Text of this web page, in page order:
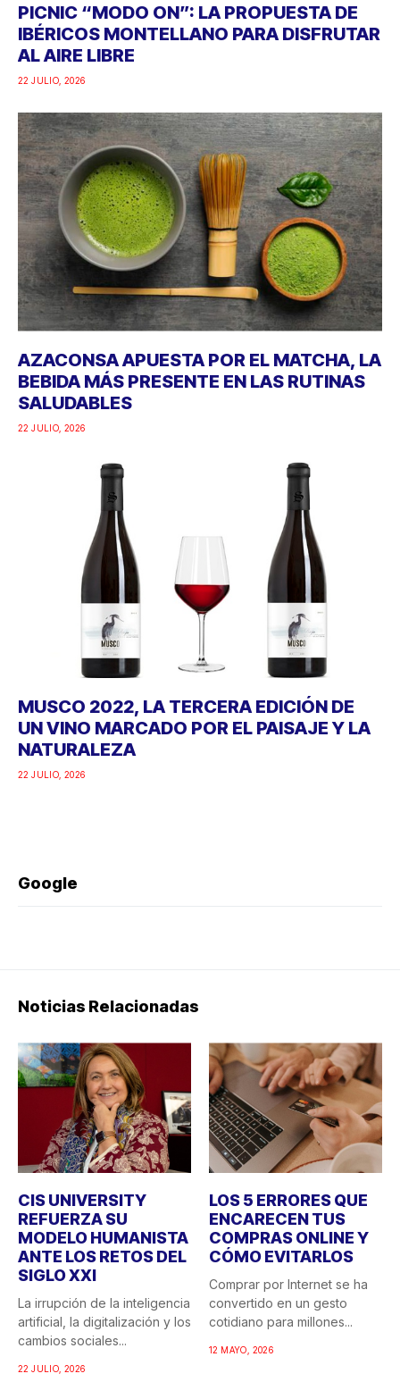
PICNIC “MODO ON”: LA PROPUESTA DE
IBÉRICOS MONTELLANO PARA DISFRUTAR
AL AIRE LIBRE
22 JULIO, 2026
AZACONSA APUESTA POR EL MATCHA, LA
BEBIDA MÁS PRESENTE EN LAS RUTINAS
SALUDABLES
22 JULIO, 2026
MUSCO 2022, LA TERCERA EDICIÓN DE
UN VINO MARCADO POR EL PAISAJE Y LA
NATURALEZA
22 JULIO, 2026
Google
Noticias Relacionadas
CIS UNIVERSITY
REFUERZA SU
MODELO HUMANISTA
ANTE LOS RETOS DEL
SIGLO XXI
La irrupción de la inteligencia
artificial, la digitalización y los
cambios sociales...
22 JULIO, 2026
LOS 5 ERRORES QUE
ENCARECEN TUS
COMPRAS ONLINE Y
CÓMO EVITARLOS
Comprar por Internet se ha
convertido en un gesto
cotidiano para millones...
12 MAYO, 2026